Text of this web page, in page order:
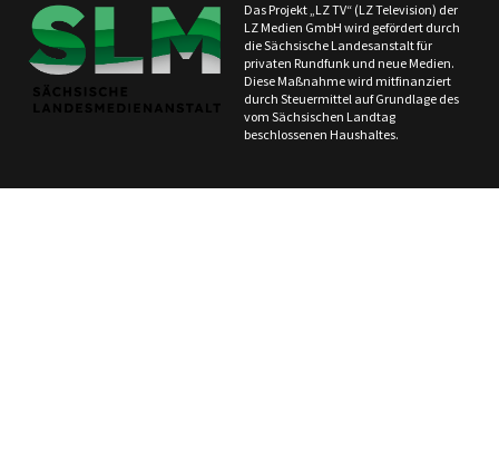
Das Projekt „LZ TV“ (LZ Television) der
LZ Medien GmbH wird gefördert durch
die Sächsische Landesanstalt für
privaten Rundfunk und neue Medien.
Diese Maßnahme wird mitfinanziert
durch Steuermittel auf Grundlage des
vom Sächsischen Landtag
beschlossenen Haushaltes.